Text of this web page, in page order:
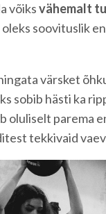
võiksvähemalt
soovituslik
värsket
sobib hästi ka
oluliselt parema
tekkivaid